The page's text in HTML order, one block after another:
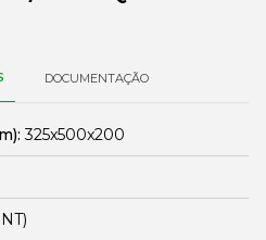
DOCUMENTAÇÃO
325x500x200